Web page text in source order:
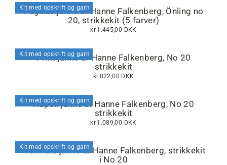
Kit med opskrift og garn
Pagode jakke af Hanne Falkenberg, Önling no
20, strikkekit (5 farver)
kr.1.445,00 DKK
Kit med opskrift og garn
Print jakke af Hanne Falkenberg, No 20
strikkekit
kr.822,00 DKK
Kit med opskrift og garn
Napoli jakke af Hanne Falkenberg, No 20
strikkekit
kr.1.089,00 DKK
Kit med opskrift og garn
Mermaid jakke af Hanne Falkenberg, strikkekit
i No 20